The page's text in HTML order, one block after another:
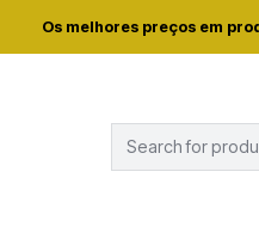
Os melhores preços em
Casa e conforto LAR E